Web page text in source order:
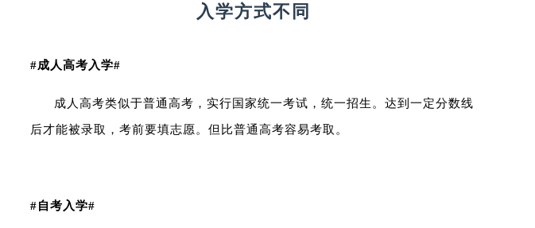
入学方式不同
#成人高考入学#
成人高考类似于普通高考，实行国家统一考试，统一招生。达到一定分数线
后才能被录取，考前要填志愿。但比普通高考容易考取。
#自考入学#